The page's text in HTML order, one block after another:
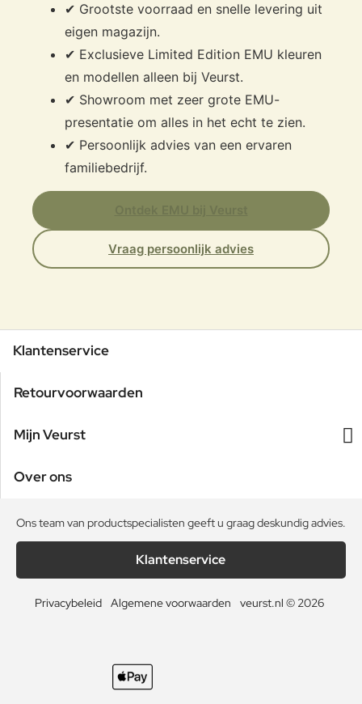
✔ Grootste voorraad en snelle levering uit
eigen magazijn.
✔ Exclusieve Limited Edition EMU kleuren
en modellen alleen bij Veurst.
✔ Showroom met zeer grote EMU-
presentatie om alles in het echt te zien.
✔ Persoonlijk advies van een ervaren
familiebedrijf.
Vraag persoonlijk advies
Klantenservice
Retourvoorwaarden
Mijn Veurst
Over ons
Ons team van productspecialisten geeft u graag deskundig advies.
Klantenservice
Privacybeleid Algemene voorwaarden veurst.nl © 2026